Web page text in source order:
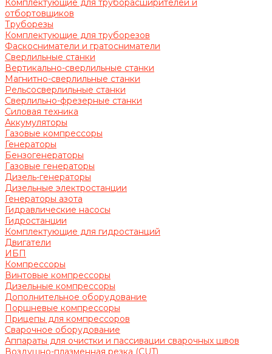
Комплектующие для труборасширителей и
отбортовщиков
Труборезы
Комплектующие для труборезов
Фаскосниматели и гратосниматели
Сверлильные станки
Вертикально-сверлильные станки
Магнитно-сверлильные станки
Рельсосверлильные станки
Сверлильно-фрезерные станки
Силовая техника
Аккумуляторы
Газовые компрессоры
Генераторы
Бензогенераторы
Газовые генераторы
Дизель-генераторы
Дизельные электростанции
Генераторы азота
Гидравлические насосы
Гидростанции
Комплектующие для гидростанций
Двигатели
ИБП
Компрессоры
Винтовые компрессоры
Дизельные компрессоры
Дополнительное оборудование
Поршневые компрессоры
Прицепы для компрессоров
Сварочное оборудование
Аппараты для очистки и пассивации сварочных швов
Воздушно-плазменная резка (CUT)